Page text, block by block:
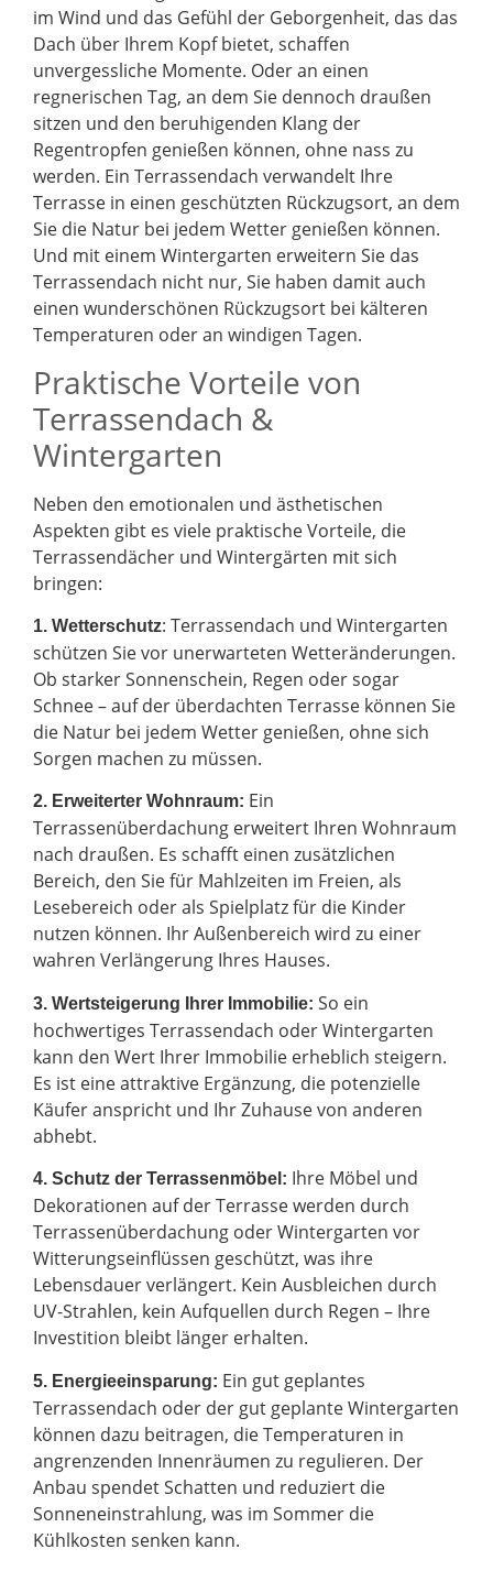
im Wind und das Gefühl der Geborgenheit, das das
Dach über Ihrem Kopf bietet, schaffen
unvergessliche Momente. Oder an einen
regnerischen Tag, an dem Sie dennoch draußen
sitzen und den beruhigenden Klang der
Regentropfen genießen können, ohne nass zu
werden. Ein Terrassendach verwandelt Ihre
Terrasse in einen geschützten Rückzugsort, an dem
Sie die Natur bei jedem Wetter genießen können.
Und mit einem Wintergarten erweitern Sie das
Terrassendach nicht nur, Sie haben damit auch
einen wunderschönen Rückzugsort bei kälteren
Temperaturen oder an windigen Tagen.
Praktische Vorteile von
Terrassendach &
Wintergarten
Neben den emotionalen und ästhetischen
Aspekten gibt es viele praktische Vorteile, die
Terrassendächer und Wintergärten mit sich
bringen:
1. Wetterschutz: Terrassendach und Wintergarten
schützen Sie vor unerwarteten Wetteränderungen.
Ob starker Sonnenschein, Regen oder sogar
Schnee – auf der überdachten Terrasse können Sie
die Natur bei jedem Wetter genießen, ohne sich
Sorgen machen zu müssen.
2. Erweiterter Wohnraum: Ein
Terrassenüberdachung erweitert Ihren Wohnraum
nach draußen. Es schafft einen zusätzlichen
Bereich, den Sie für Mahlzeiten im Freien, als
Lesebereich oder als Spielplatz für die Kinder
nutzen können. Ihr Außenbereich wird zu einer
wahren Verlängerung Ihres Hauses.
3. Wertsteigerung Ihrer Immobilie: So ein
hochwertiges Terrassendach oder Wintergarten
kann den Wert Ihrer Immobilie erheblich steigern.
Es ist eine attraktive Ergänzung, die potenzielle
Käufer anspricht und Ihr Zuhause von anderen
abhebt.
4. Schutz der Terrassenmöbel: Ihre Möbel und
Dekorationen auf der Terrasse werden durch
Terrassenüberdachung oder Wintergarten vor
Witterungseinflüssen geschützt, was ihre
Lebensdauer verlängert. Kein Ausbleichen durch
UV-Strahlen, kein Aufquellen durch Regen – Ihre
Investition bleibt länger erhalten.
5. Energieeinsparung: Ein gut geplantes
Terrassendach oder der gut geplante Wintergarten
können dazu beitragen, die Temperaturen in
angrenzenden Innenräumen zu regulieren. Der
Anbau spendet Schatten und reduziert die
Sonneneinstrahlung, was im Sommer die
Kühlkosten senken kann.